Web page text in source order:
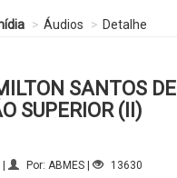
Áudios Detalhe
SANTOS DE
SUPERIOR (II)
Por: ABMES | 13630